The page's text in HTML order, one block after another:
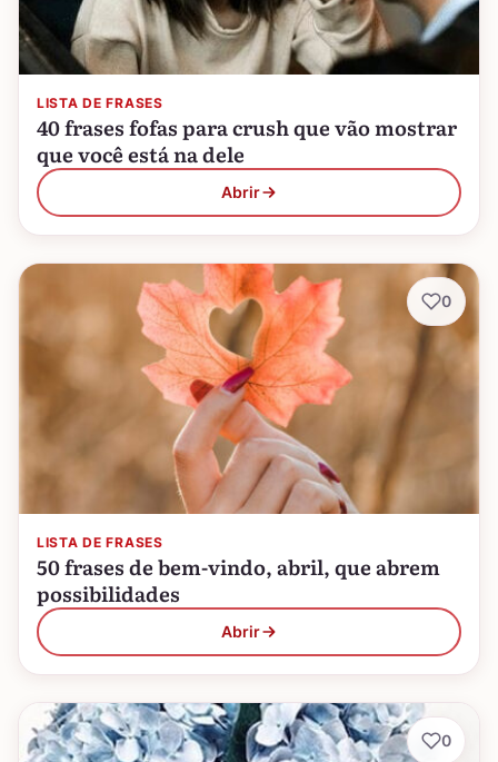
LISTA DE FRASES
40 frases fofas para crush que vão mostrar
que você está na dele
Abrir
LISTA DE FRASES
50 frases de bem-vindo, abril, que abrem
possibilidades
Abrir
0
0